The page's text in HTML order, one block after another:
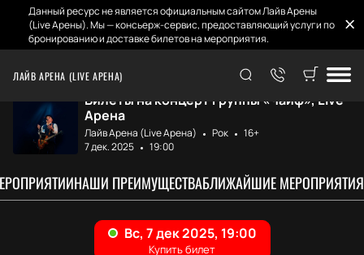
Данный ресурс не является официальным сайтом Лайв Арены
(Live Арены). Мы — консьерж-сервис, предоставляющий услуги по
бронированию и доставке билетов на мероприятия.
ЛАЙВ АРЕНА (LIVE АРЕНА)
Главная Афиша и билеты
Билеты на концерт группы «Чайф», Live
Арена
Лайв Арена (Live Арена) Рок
16+
7 дек. 2025
19:00
НАШИ ПРЕИМУЩЕСТВАБЛИЖАЙШИЕ МЕРОПРИЯТИЯ